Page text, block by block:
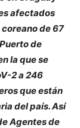
afectados
de 67
de
la que se
2 a 246
que están
del país. Así
Agentes de